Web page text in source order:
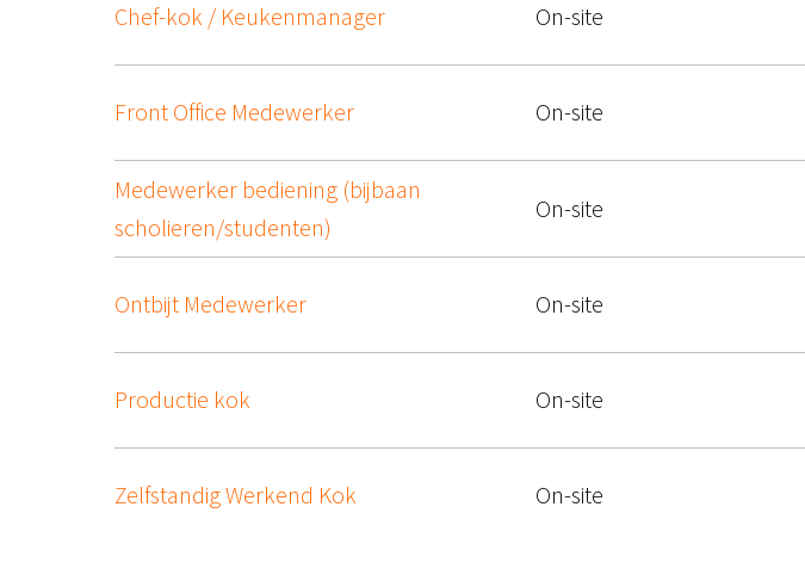
Chef-kok / Keukenmanager On-site
Front Office Medewerker On-site
Medewerker bediening (bijbaan
scholieren/studenten)
On-site
Ontbijt Medewerker On-site
Productie kok On-site
Zelfstandig Werkend Kok On-site